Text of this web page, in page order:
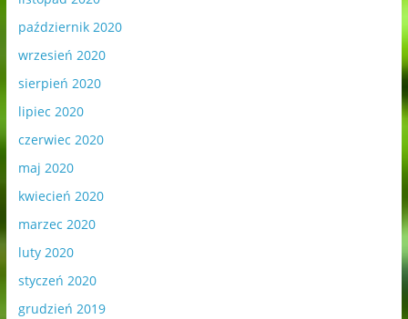
październik 2020
wrzesień 2020
sierpień 2020
lipiec 2020
czerwiec 2020
maj 2020
kwiecień 2020
marzec 2020
luty 2020
styczeń 2020
grudzień 2019